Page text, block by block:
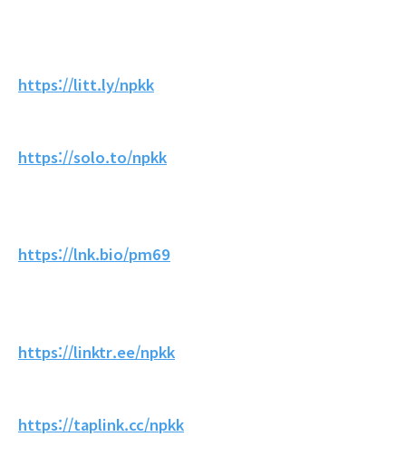
https://litt.ly/npkk
https://solo.to/npkk
https://lnk.bio/pm69
https://linktr.ee/npkk
https://taplink.cc/npkk